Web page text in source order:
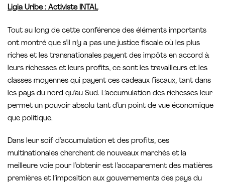
Ligia Uribe : Activiste INTAL
Tout au long de cette conférence des éléments importants
ont montré que s’il n’y a pas une justice fiscale où les plus
riches et les transnationales payent des impôts en accord à
leurs richesses et leurs profits, ce sont les travailleurs et les
classes moyennes qui payent ces cadeaux fiscaux, tant dans
les pays du nord qu’au Sud. L’accumulation des richesses leur
permet un pouvoir absolu tant d’un point de vue économique
que politique.
Dans leur soif d’accumulation et des profits, ces
multinationales cherchent de nouveaux marchés et la
meilleure voie pour l’obtenir est l’accaparement des matières
premières et l’imposition aux gouvernements des pays du